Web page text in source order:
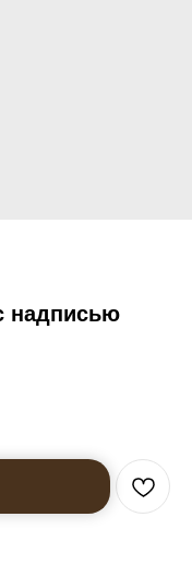
надписью